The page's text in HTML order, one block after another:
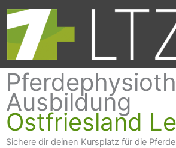
Zum
springen
Ausbildung
Ostfriesland
Sichere dir deinen Kursplatz für die
nach: